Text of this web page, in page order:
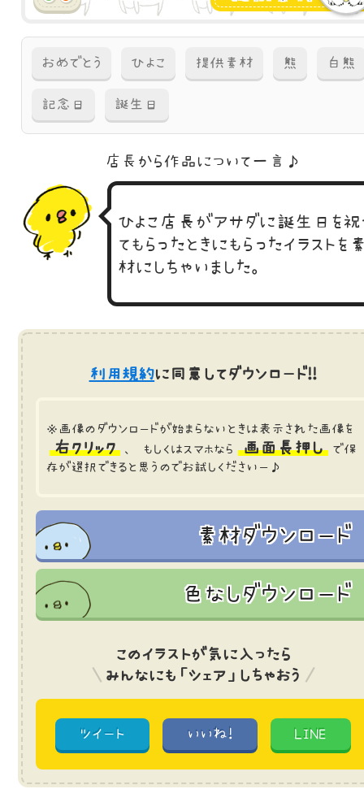
おめでとう ひよこ 提供素材 熊 白熊
記念日 誕生日
店長から作品に ついて一言♪
ひよこ店長がアサダに誕生日を祝
てもらったときにもらったイラストを
材にしちゃいました。
利用規約に同意してダウンロード!!
※画像のダウンロードが始まらないときは表示された画像を
右クリック 、 もしくはスマホなら 画面長押し
で保
存が選択できると思うのでお試しくださいー♪
素材ダウンロード
色なしダウンロード
このイラストが気に入ったら
みんなにも「シェア」しちゃおう
ツイート いいね! LINE